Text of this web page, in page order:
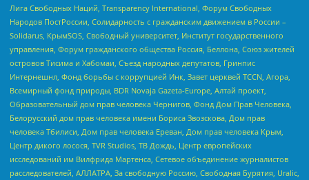
Лига Свободных Наций, Transparеncy International, Форум Свободных
Народов ПостРоссии, Солидарность с гражданским движением в России –
Solidarus, КрымSOS, Свободный университет, Институт государственного
управления, Форум гражданского общества Россия, Беллона, Союз жителей
островов Тисима и Хабомаи, Съезд народных депутатов, Гринпис
Интернешнл, Фонд борьбы с коррупцией Инк, Завет церквей TCCN, Агора,
Всемирный фонд природы, BDR Novaja Gazeta-Europe, Алтай проект,
Образовательный дом прав человека Чернигов, Фонд Дом Прав Человека,
Белорусский дом прав человека имени Бориса Звозскова, Дом прав
человека Тбилиси, Дом прав человека Ереван, Дом прав человека Крым,
Центр дикого лосося, TVR Studios, ТВ Дождь, Центр европейских
исследований им Вилфрида Мартенса, Сетевое объединение журналистов
расследователей, АЛЛАТРА, За свободную Россию, Свободная Бурятия, Uralic,